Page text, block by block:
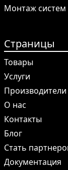
Монтаж систем
Страницы
Товары
Услуги
Производители
О нас
Контакты
Блог
Стать
Документация